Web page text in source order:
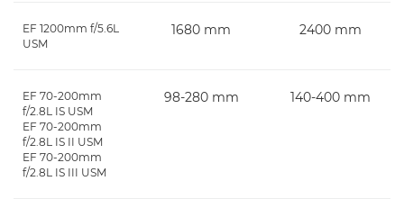
EF 1200mm f/5.6L
USM
1680 mm 2400 mm
EF 70-200mm
f/2.8L IS USM
EF 70-200mm
f/2.8L IS II USM
EF 70-200mm
f/2.8L IS III USM
98-280 mm 140-400 mm